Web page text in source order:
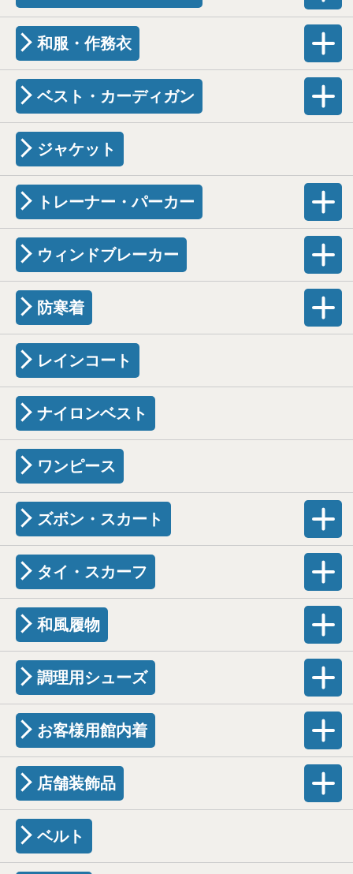
和服・作務衣
ベスト・カーディガン
ジャケット
トレーナー・パーカー
ウィンドブレーカー
防寒着
レインコート
ナイロンベスト
ワンピース
ズボン・スカート
タイ・スカーフ
和風履物
調理用シューズ
お客様用館内着
店舗装飾品
ベルト